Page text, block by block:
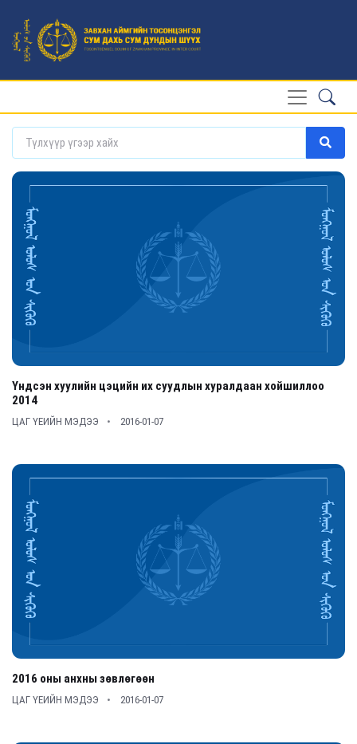
Үндсэн хуулийн цэцийн их суудлын хуралдаан хойшиллоо
2014
ЦАГ ҮЕИЙН МЭДЭЭ 2016-01-07
2016 оны анхны зөвлөгөөн
ЦАГ ҮЕИЙН МЭДЭЭ 2016-01-07